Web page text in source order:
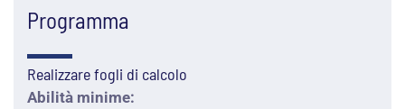
Programma
Realizzare fogli di calcolo
Abilità minime: